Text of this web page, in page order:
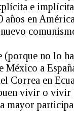
e
en
(porque no lo
a
Correa en
vivir o vivir
mayor